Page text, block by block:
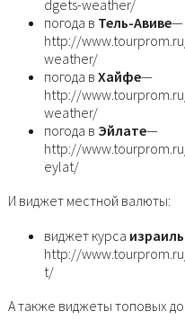
dgets-weather/
погода в Тель-Авиве—
http://
weather/
погода в Хайфе—
http://
weather/
погода в Эйлате—
http://
eylat/
И виджет местной валюты:
виджет курса
http://
t/
А также виджеты топовых